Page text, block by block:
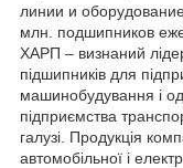
линии и
млн. подшипников
ХАРП – визнаний
підшипників для
машинобудування і
підприємства
галузі. Продукція
автомобільної і